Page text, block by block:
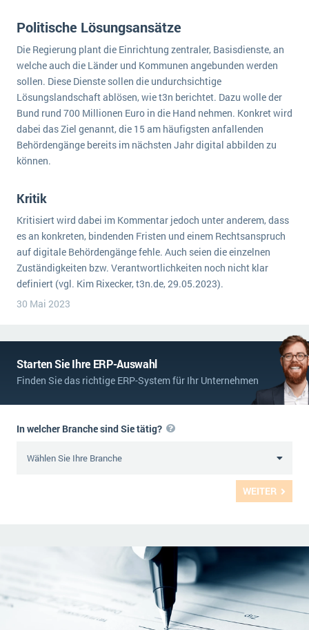
Die „SaaSpocalypse“: Was ist das und was bedeutet es für die Zukunft von Unternehmenssoftware?
SAP investiert mit zwei strategischen Übernahmen in Enterprise-KI
ERP-Trends in der Produktion
NACHRICHTENARCHIV
Politische Lösungsansätze
Die Regierung plant die Einrichtung zentraler, Basisdienste, an
welche auch die Länder und Kommunen angebunden werden
sollen. Diese Dienste sollen die undurchsichtige
Lösungslandschaft ablösen, wie t3n berichtet. Dazu wolle der
Bund rund 700 Millionen Euro in die Hand nehmen. Konkret wird
dabei das Ziel genannt, die 15 am häufigsten anfallenden
Behördengänge bereits im nächsten Jahr digital abbilden zu
können.
Kritik
Kritisiert wird dabei im Kommentar jedoch unter anderem, dass
es an konkreten, bindenden Fristen und einem Rechtsanspruch
auf digitale Behördengänge fehle. Auch seien die einzelnen
Zuständigkeiten bzw. Verantwortlichkeiten noch nicht klar
definiert (vgl. Kim Rixecker, t3n.de, 29.05.2023).
30 Mai 2023
Starten Sie Ihre ERP-Auswahl
Finden Sie das richtige ERP-System für Ihr Unternehmen
WEITER
In welcher Branche sind Sie tätig?